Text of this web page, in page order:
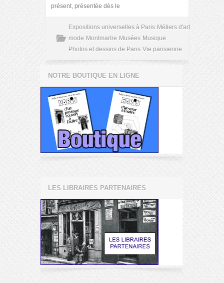
présent, présentée dès le
Expositions universelles à Paris Métiers d'art
mode Montmartre Musées Musique
Photos et dessins de Paris Vie parisienne
NOTRE BOUTIQUE EN LIGNE
LES LIBRAIRES PARTENAIRES